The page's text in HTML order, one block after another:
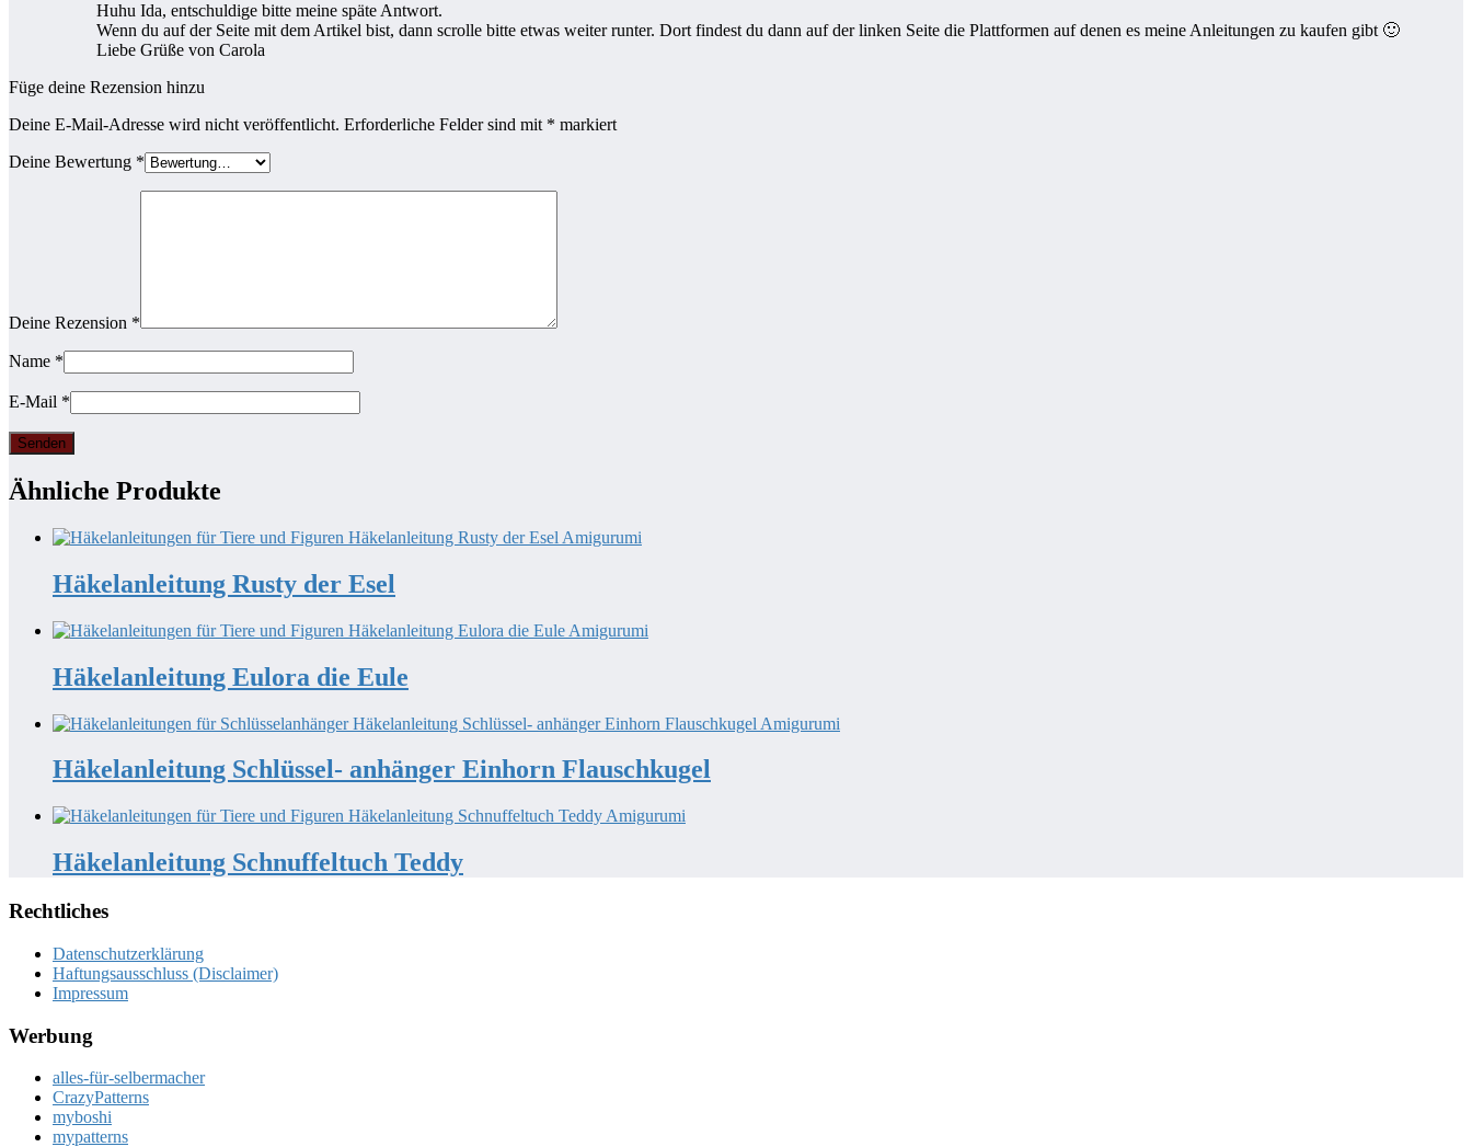
Huhu Ida, entschuldige bitte meine späte Antwort.
Wenn du auf der Seite mit dem Artikel bist, dann scrolle bitte etwas weiter runter. Dort findest du dann auf der linken Seite die Plattformen auf denen es meine Anleitungen zu kaufen gibt 🙂
Liebe Grüße von Carola
Füge deine Rezension hinzu
Deine E-Mail-Adresse wird nicht veröffentlicht. Erforderliche Felder sind mit * markiert
Deine Bewertung *
Deine Rezension *
Name *
E-Mail *
Ähnliche Produkte
Häkelanleitung Rusty der Esel
Häkelanleitung Eulora die Eule
Häkelanleitung Schlüssel- anhänger Einhorn Flauschkugel
Häkelanleitung Schnuffeltuch Teddy
Rechtliches
Datenschutzerklärung
Haftungsausschluss (Disclaimer)
Impressum
Werbung
alles-für-selbermacher
CrazyPatterns
myboshi
mypatterns